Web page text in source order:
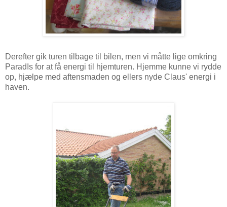
Derefter gik turen tilbage til bilen, men vi måtte lige omkring
ParadIs for at få energi til hjemturen. Hjemme kunne vi rydde
op, hjælpe med aftensmaden og ellers nyde Claus' energi i
haven.